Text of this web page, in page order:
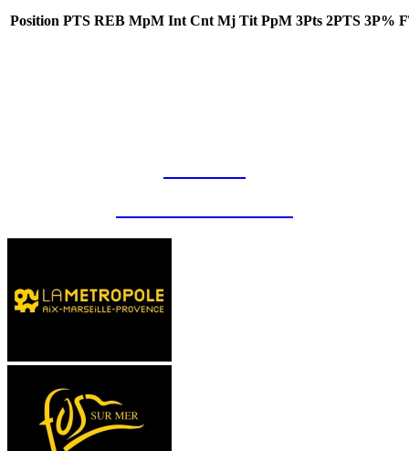
Position PTS REB MpM Int Cnt Mj Tit PpM 3Pts 2PTS 3P%